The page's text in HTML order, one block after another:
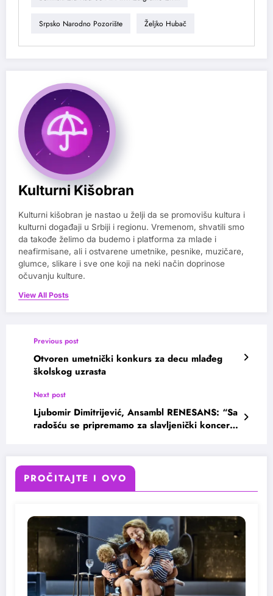
Srpsko Narodno Pozorište Željko Hubač
Kulturni Kišobran
Kulturni kišobran je nastao u želji da se promovišu kultura i
kulturni događaji u Srbiji i regionu. Vremenom, shvatili smo
da takođe želimo da budemo i platforma za mlade i
neafirmisane, ali i ostvarene umetnike, pesnike, muzičare,
glumce, slikare i sve one koji na neki način doprinose
očuvanju kulture.
View All Posts
Previous post
Otvoren umetnički konkurs za decu mlađeg
školskog uzrasta
Next post
Ljubomir Dimitrijević, Ansambl RENESANS: “Sa
radošću se pripremamo za slavljenički koncert
PROČITAJTE I OVO